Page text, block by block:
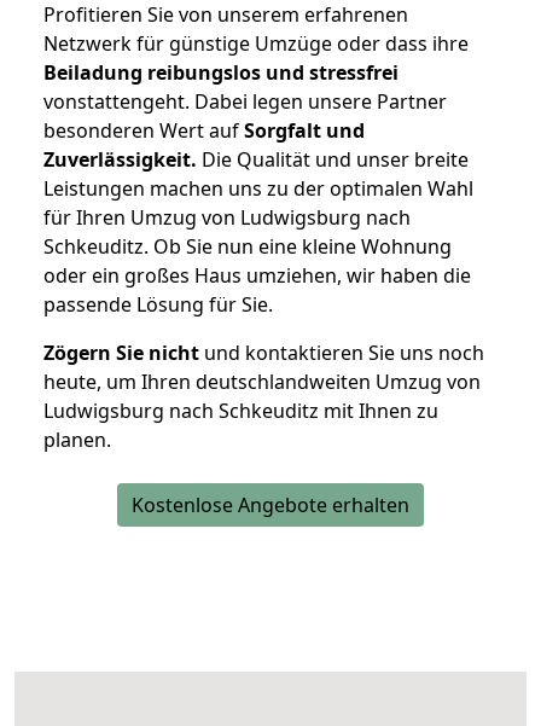
Profitieren Sie von unserem erfahrenen
Netzwerk für günstige Umzüge oder dass ihre
Beiladung reibungslos und stressfrei
vonstattengeht. Dabei legen unsere Partner
besonderen Wert aufSorgfalt und
Zuverlässigkeit. Die Qualität und unser breite
Leistungen machen uns zu der optimalen Wahl
für Ihren Umzug von Ludwigsburg nach
Schkeuditz. Ob Sie nun eine kleine Wohnung
oder ein großes Haus umziehen, wir haben die
passende Lösung für Sie.
Zögern Sie nicht und kontaktieren Sie uns noch
heute, um Ihren deutschlandweiten Umzug von
Ludwigsburg nach Schkeuditz mit Ihnen zu
planen.
Kostenlose Angebote erhalten